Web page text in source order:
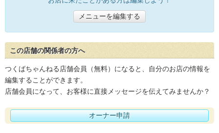
メニューを編集する
この店舗の関係者の方へ
つくばちゃんねる店舗会員（無料）になると、自分のお店の情報を
編集することができます。
店舗会員になって、お客様に直接メッセージを伝えてみませんか？
オーナー申請